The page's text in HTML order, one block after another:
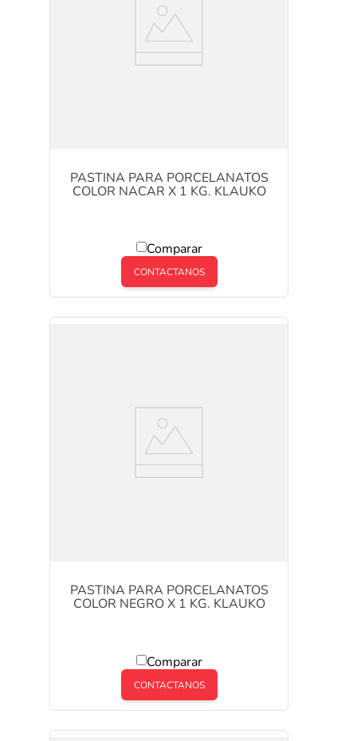
PASTINA PARA PORCELANATOS
COLOR NACAR X 1 KG. KLAUKO
Comparar
CONTACTANOS
PASTINA PARA PORCELANATOS
COLOR NEGRO X 1 KG. KLAUKO
Comparar
CONTACTANOS